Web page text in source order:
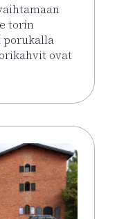
torin
porukalla
ovat